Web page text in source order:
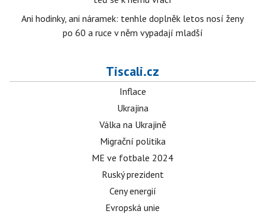
Ani hodinky, ani náramek: tenhle doplněk letos nosí ženy
po 60 a ruce v něm vypadají mladší
Tiscali.cz
Inflace
Ukrajina
Válka na Ukrajině
Migrační politika
ME ve fotbale 2024
Ruský prezident
Ceny energií
Evropská unie